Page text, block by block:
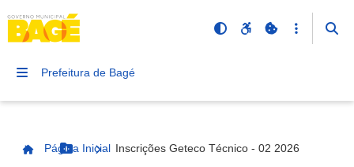
Prefeitura de Bagé
Página InicialBotão Menu
Página Inicial Inscrições Geteco Técnico - 02 2026